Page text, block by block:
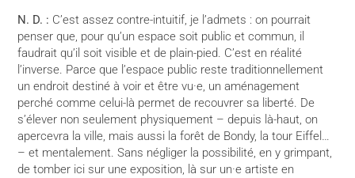
N. D. : C’est assez contre-intuitif, je l’admets : on pourrait
penser que, pour qu’un espace soit public et commun, il
faudrait qu’il soit visible et de plain-pied. C’est en réalité
l’inverse. Parce que l’espace public reste traditionnellement
un endroit destiné à voir et être vu·e, un aménagement
perché comme celui-là permet de recouvrer sa liberté. De
s’élever non seulement physiquement – depuis là-haut, on
apercevra la ville, mais aussi la forêt de Bondy, la tour Eiffel…
– et mentalement. Sans négliger la possibilité, en y grimpant,
de tomber ici sur une exposition, là sur un·e artiste en